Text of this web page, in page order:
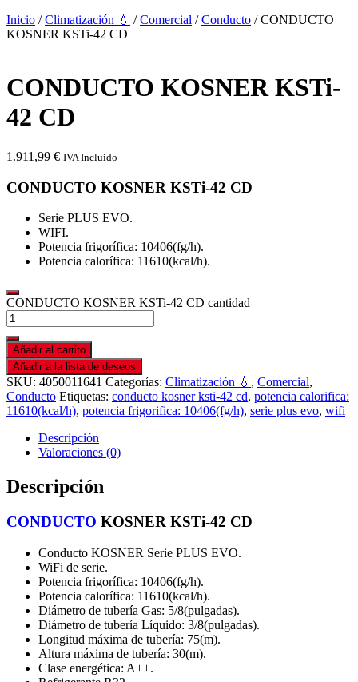
Inicio /Climatización 💧 /Comercial /Conducto / CONDUCTO
KOSNER KSTi-42 CD
CONDUCTO KOSNER KSTi-
42 CD
1.911,99 € IVA Incluido
CONDUCTO KOSNER KSTi-42 CD
Serie PLUS EVO.
WIFI.
Potencia frigorífica: 10406(fg/h).
Potencia calorífica: 11610(kcal/h).
CONDUCTO KOSNER KSTi-42 CD cantidad
Añadir al carrito
Añadir a la lista de deseos
SKU: 4050011641 Categorías: Climatización 💧 , Comercial,
Conducto Etiquetas: conducto kosner ksti-42 cd, potencia calorifica:
11610(kcal/h), potencia frigorifica: 10406(fg/h), serie plus evo, wifi
Descripción
Valoraciones (0)
Descripción
CONDUCTO KOSNER KSTi-42 CD
Conducto KOSNER Serie PLUS EVO.
WiFi de serie.
Potencia frigorífica: 10406(fg/h).
Potencia calorífica: 11610(kcal/h).
Diámetro de tubería Gas: 5/8(pulgadas).
Diámetro de tubería Líquido: 3/8(pulgadas).
Longitud máxima de tubería: 75(m).
Altura máxima de tubería: 30(m).
Clase energética: A++.